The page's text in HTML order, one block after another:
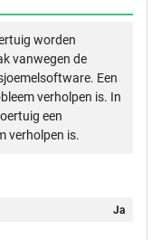
worden
vanwegen de
Een
verholpen is. In
een
verholpen is.
Ja